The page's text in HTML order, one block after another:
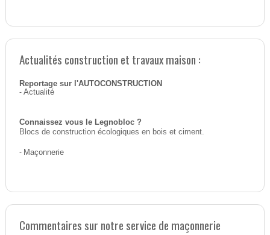
Actualités construction et travaux maison :
Reportage sur l'AUTOCONSTRUCTION
- Actualité
Connaissez vous le Legnobloc ?
Blocs de construction écologiques en bois et ciment.
- Maçonnerie
Commentaires sur notre service de maçonnerie